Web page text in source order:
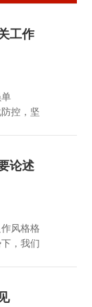
工作
控，坚
论述
风格格
，我们